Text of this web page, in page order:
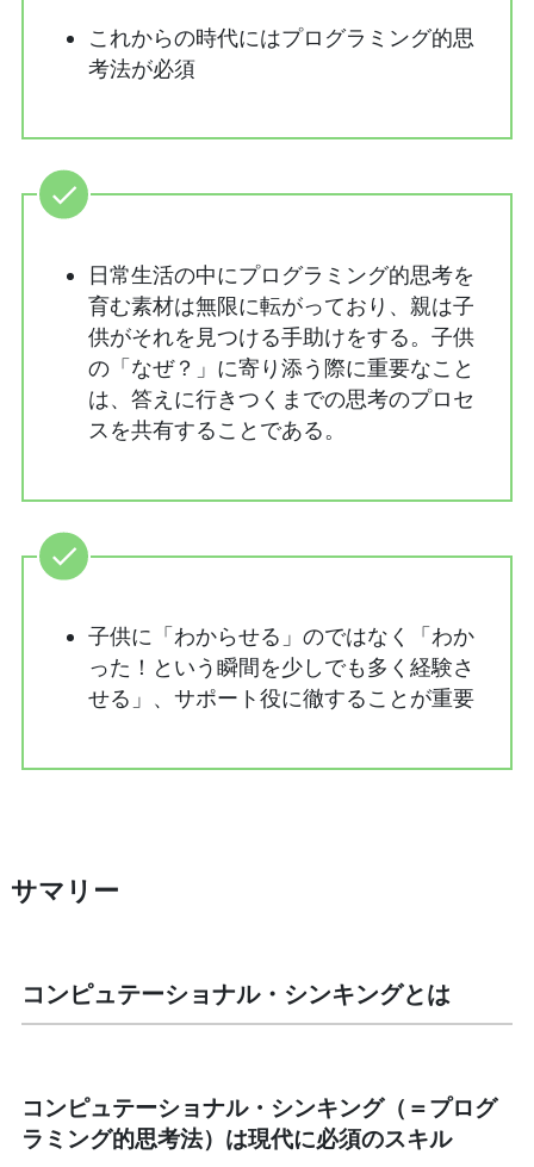
これからの時代にはプログラミング的思
考法が必須
日常生活の中にプログラミング的思考を
育む素材は無限に転がっており、親は子
供がそれを見つける手助けをする。子供
の「なぜ？」に寄り添う際に重要なこと
は、答えに行きつくまでの思考のプロセ
スを共有することである。
子供に「わからせる」のではなく「わか
った！という瞬間を少しでも多く経験さ
せる」、サポート役に徹することが重要
サマリー
コンピュテーショナル・シンキングとは
コンピュテーショナル・シンキング（＝プログ
ラミング的思考法）は現代に必須のスキル